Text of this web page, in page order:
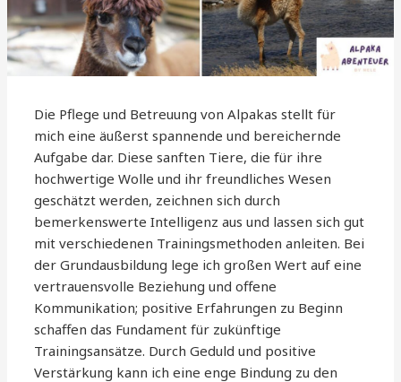
Die Pflege und Betreuung von Alpakas stellt für
mich eine äußerst spannende und bereichernde
Aufgabe dar. Diese sanften Tiere, die für ihre
hochwertige Wolle und ihr freundliches Wesen
geschätzt werden, zeichnen sich durch
bemerkenswerte Intelligenz aus und lassen sich gut
mit verschiedenen Trainingsmethoden anleiten. Bei
der Grundausbildung lege ich großen Wert auf eine
vertrauensvolle Beziehung und offene
Kommunikation; positive Erfahrungen zu Beginn
schaffen das Fundament für zukünftige
Trainingsansätze. Durch Geduld und positive
Verstärkung kann ich eine enge Bindung zu den